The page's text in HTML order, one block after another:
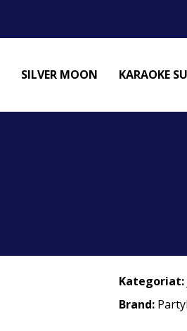
SILVER MOON KARAOKE
Kategoriat:
Brand: